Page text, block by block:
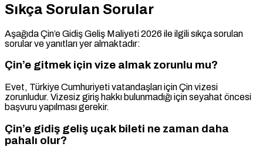
Sıkça Sorulan Sorular
Aşağıda Çin’e Gidiş Geliş Maliyeti 2026 ile ilgili sıkça sorulan
sorular ve yanıtları yer almaktadır:
Çin’e gitmek için vize almak zorunlu mu?
Evet, Türkiye Cumhuriyeti vatandaşları için Çin vizesi
zorunludur. Vizesiz giriş hakkı bulunmadığı için seyahat öncesi
başvuru yapılması gerekir.
Çin’e gidiş geliş uçak bileti ne zaman daha
pahalı olur?